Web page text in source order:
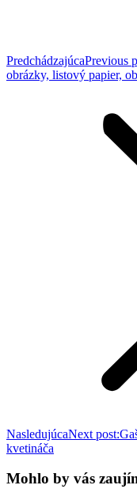
PredchádzajúcaPrevious
obrázky, listový papier,
NasledujúcaNext post:
kvetináča
Mohlo by vás